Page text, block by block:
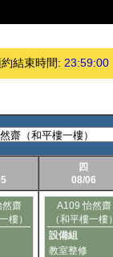
結束時間: 23:59:00
四
08/06
然齋
樓）
A109 怡然齋
（和平樓一樓）
設備組
教室整修